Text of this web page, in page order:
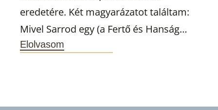
eredetére. Két magyarázatot találtam:
Mivel Sarrod egy (a Fertő és Hanság
között elterülő) kiemelkedésen fekszik,
Elolvasom